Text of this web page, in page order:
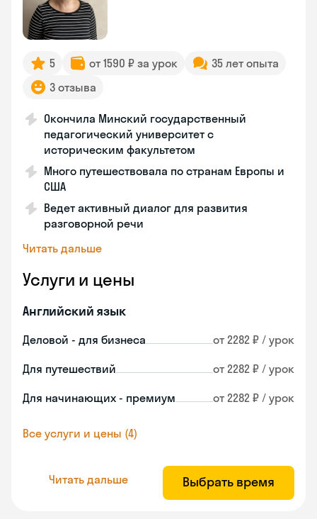
5 от 1590 ₽ за урок
35 лет опыта
3 отзыва
Окончила Минский государственный
педагогический университет с
историческим факультетом
Много путешествовала по странам Европы и
США
Ведет активный диалог для развития
разговорной речи
Читать дальше
Услуги и цены
Английский язык
Деловой - для бизнеса от 2282 ₽ / урок
Для путешествий от 2282 ₽ / урок
Для начинающих - премиум от 2282 ₽ / урок
Все услуги и цены (4)
Читать дальше Выбрать время